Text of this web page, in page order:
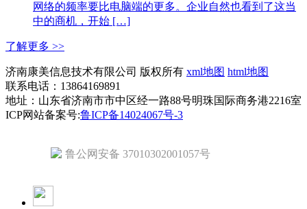
网络的频率要比电脑端的更多。企业自然也看到了这当
中的商机，开始 […]
了解更多 >>
济南康美信息技术有限公司 版权所有 xml地图 html地图
联系电话：13864169891
地址：山东省济南市市中区经一路88号明珠国际商务港2216室
ICP网站备案号:鲁ICP备14024067号-3
鲁公网安备 37010302001057号